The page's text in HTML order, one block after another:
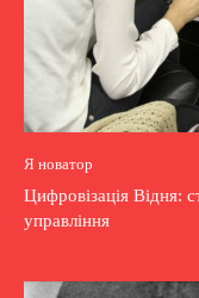
Я новатор
Цифровізація Відня:
управління